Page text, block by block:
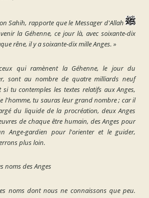
Sahih, rapporte que le Messager d'Allah
la Géhenne, ce jour là, avec soixante-dix
rêne, il y a soixante-dix mille Anges. »
qui ramènent la Géhenne, le jour du
sont au nombre de quatre milliards neuf
si tu contemples les textes relatifs aux Anges,
l'homme, tu sauras leur grand nombre ; car il
du liquide de la procréation, deux Anges
de chaque être humain, des Anges pour
Ange-gardien pour l'orienter et le guider,
plus loin.
noms des Anges
noms dont nous ne connaissons que peu.